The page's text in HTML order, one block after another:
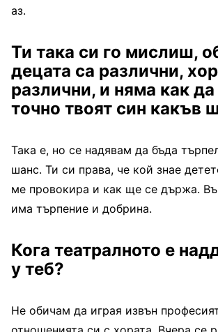
аз.
Ти така си го мислиш,
децата са различни,
различни, и няма как
точно твоят син какъв
Така е, но се надявам да бъда
шанс. Ти си права, че кой знае
ме провокира и как ще се държа.
има търпение и добрина.
Кога театралното е
у теб?
Не обичам да играя извън